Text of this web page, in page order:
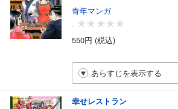
青年マンガ
-
550円 (税込)
あらすじを表示する
幸せレストラン